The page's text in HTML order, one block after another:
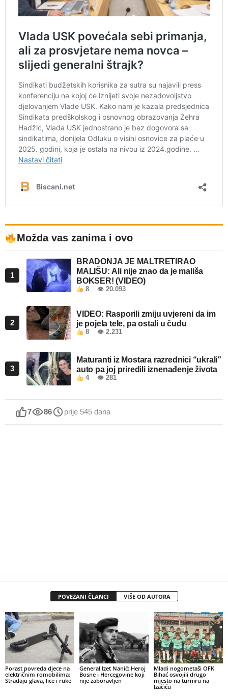
Možda vas zanima i ovo
1
BRADONJA JE MALTRETIRAO
MALIŠU: Ali nije znao da je mališa
BOKSER! (VIDEO)
8 👁 20.093
2
VIDEO: Rasporili zmiju uvjereni da im
je pojela tele, pa ostali u čudu
8 👁 2.231
3
Maturanti iz Mostara razrednici “ukrali”
auto pa joj priredili iznenađenje života
4 👁 281
7 86 prije 545 dana
POVEZANI ČLANCI VIŠE OD AUTORA
Porast povreda djece na
električnim romobilima:
Stradaju glava, lice i ruke
General Izet Nanić: Heroj
Bosne i Hercegovine koji
nije zaboravljen
Mladi nogometaši OFK
Bihać osvojili drugo
mjesto na turniru na
Izačiću